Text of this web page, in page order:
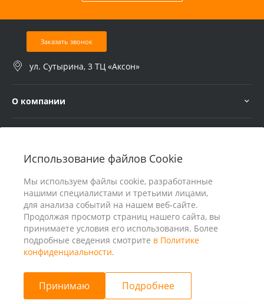
Использование файлов Cookie
Мы используем файлы cookie, разработанные
нашими специалистами и третьими лицами,
для анализа событий на нашем веб-сайте.
Продолжая просмотр страниц нашего сайта, вы
принимаете условия его использования. Более
подробные сведения смотрите в Политике
конфиденциальности.
Принимаю Подробнее
Заказать звонок
ул. Сутырина, 3 ТЦ «Аксон»
О компании